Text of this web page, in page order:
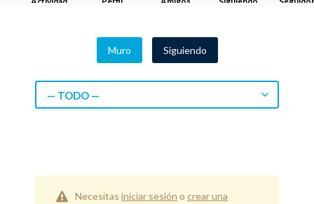
Muro Siguiendo
— TODO —
Necesitas iniciar sesión o crear una